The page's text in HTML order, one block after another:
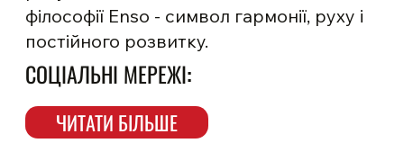
філософії Enso - символ гармонії, руху і
постійного розвитку.
СОЦІАЛЬНІ МЕРЕЖІ:
ЧИТАТИ БІЛЬШЕ